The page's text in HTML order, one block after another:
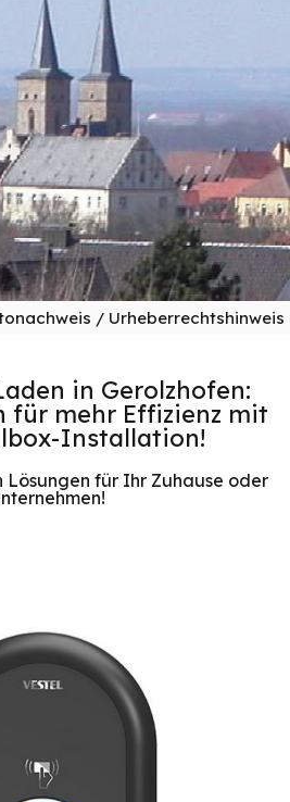
/ Urheberrechtshinweis
in Gerolzhofen:
für mehr Effizienz mit
Installation!
Lösungen für Ihr Zuhause oder